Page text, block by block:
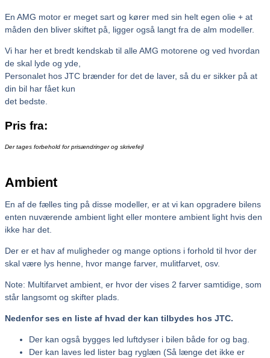
En AMG motor er meget sart og kører med sin helt egen olie + at
måden den bliver skiftet på, ligger også langt fra de alm modeller.
Vi har her et bredt kendskab til alle AMG motorene og ved hvordan
de skal lyde og yde,
Personalet hos JTC brænder for det de laver, så du er sikker på at
din bil har fået kun
det bedste.
Pris fra:
Der tages forbehold for prisændringer og skrivefejl
Ambient
En af de fælles ting på disse modeller, er at vi kan opgradere bilens
enten nuværende ambient light eller montere ambient light hvis den
ikke har det.
Der er et hav af muligheder og mange options i forhold til hvor der
skal være lys henne, hvor mange farver, mulitfarvet, osv.
Note: Multifarvet ambient, er hvor der vises 2 farver samtidige, som
står langsomt og skifter plads.
Nedenfor ses en liste af hvad der kan tilbydes hos JTC.
Der kan også bygges led luftdyser i bilen både for og bag.
Der kan laves led lister bag ryglæn (Så længe det ikke er